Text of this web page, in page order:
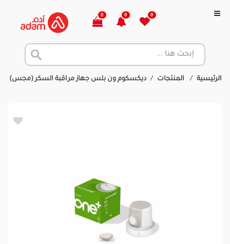
0
0
0
الرئيسية المنتجات ديكسكوم ون بلس جهاز مراقبة السكر (مجس)